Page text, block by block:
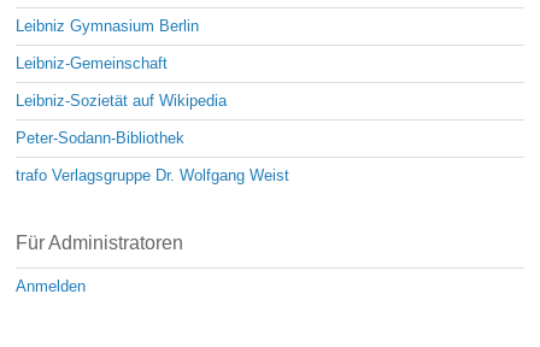
Leibniz Gymnasium Berlin
Leibniz-Gemeinschaft
Leibniz-Sozietät auf Wikipedia
Peter-Sodann-Bibliothek
trafo Verlagsgruppe Dr. Wolfgang Weist
Für Administratoren
Anmelden